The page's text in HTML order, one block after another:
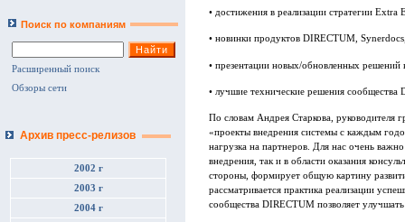
Поиск по компаниям
Расширенный поиск
Обзоры сети
Архив пресс-релизов
2002 г
2003 г
2004 г
• достижения в реализации стратегии Extra
• новинки продуктов DIRECTUM,
• презентации новых/обновленных решений
• лучшие технические решения сообщества
По словам Андрея Старкова, руководителя
«проекты внедрения системы с каждым
нагрузка на партнеров. Для нас очень
внедрения, так и в области оказания
стороны, формирует общую картину
рассматривается практика реализации
сообщества DIRECTUM позволяет